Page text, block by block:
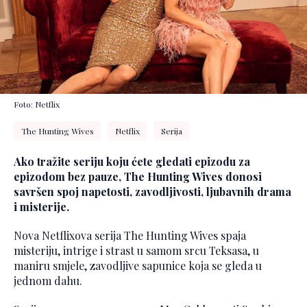
Foto: Netflix
The Hunting Wives Netflix Serija
Ako tražite seriju koju ćete gledati epizodu za
epizodom bez pauze, The Hunting Wives donosi
savršen spoj napetosti, zavodljivosti, ljubavnih drama
i misterije.
Nova Netflixova serija The Hunting Wives spaja
misteriju, intrige i strast u samom srcu Teksasa, u
maniru smjele, zavodljive sapunice koja se gleda u
jednom dahu.